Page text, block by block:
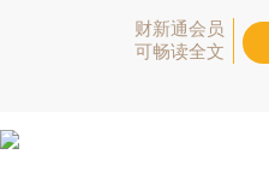
财新通会员
可畅读全文